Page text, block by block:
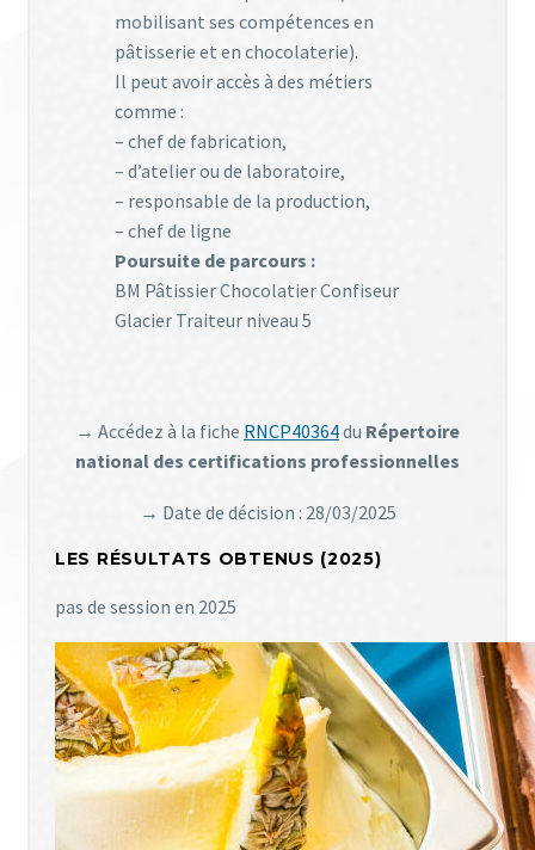
mobilisant ses compétences en
pâtisserie et en chocolaterie).
Il peut avoir accès à des métiers
comme :
– chef de fabrication,
– d’atelier ou de laboratoire,
– responsable de la production,
– chef de ligne
Poursuite de parcours :
BM Pâtissier Chocolatier Confiseur
Glacier Traiteur niveau 5
→ Accédez à la fiche RNCP40364du Répertoire
national des certifications professionnelles
→ Date de décision : 28/03/2025
LES RÉSULTATS OBTENUS (2025)
pas de session en 2025